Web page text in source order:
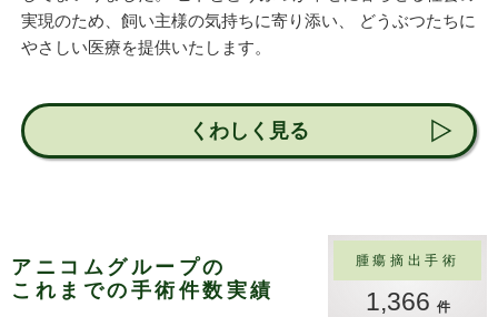
実現のため、飼い主様の気持ちに寄り添い、
どうぶつたちに
やさしい医療を提供いたします。
くわしく見る
アニコムグループの
これまでの手術件数実績
腫瘍摘出手術
1,366 件